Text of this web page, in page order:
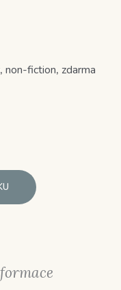
, non-fiction, zdarma